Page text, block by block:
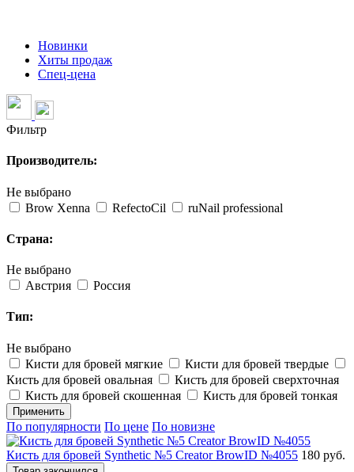
Новинки
Хиты продаж
Спец-цена
Фильтр
Производитель:
Не выбрано
Brow Xenna
RefectoCil ruNail рrofessional
Страна:
Не выбрано
Австрия
Россия
Тип:
Не выбрано
Кисти для бровей мягкие
Кисти для бровей твердые
Кисть для бровей овальная
Кисть для бровей сверхточная
Кисть для бровей скошенная
Кисть для бровей тонкая
Применить
По популярности По цене По новизне
Кисть для бровей Synthetic №5 Creator BrowID №4055 180 руб.